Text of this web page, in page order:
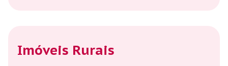
Imóveis Rurais